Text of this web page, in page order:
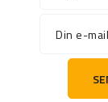
Din e-mail